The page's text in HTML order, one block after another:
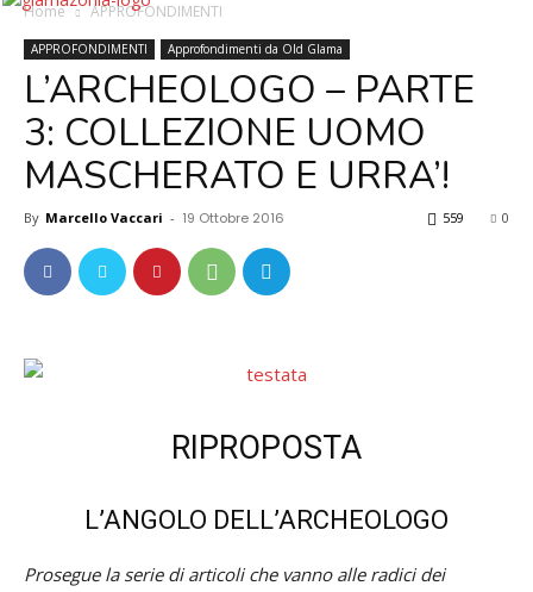
Home APPROFONDIMENTI
APPROFONDIMENTI Approfondimenti da Old Glama
L’ARCHEOLOGO – PARTE
3: COLLEZIONE UOMO
MASCHERATO E URRA’!
By Marcello Vaccari - 19 Ottobre 2016 0
559
RIPROPOSTA
L’ANGOLO DELL’ARCHEOLOGO
Prosegue la serie di articoli che vanno alle radici dei